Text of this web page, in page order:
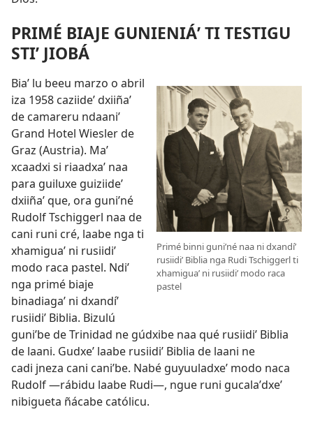
PRIMÉ BIAJE GUNIENIÁʼ TI TESTIGU
STIʼ JIOBÁ
Primé binni guniʼné naa ni dxandíʼ
rusiidiʼ Biblia nga Rudi Tschiggerl ti
xhamiguaʼ ni rusiidiʼ modo raca
pastel
Biaʼ lu beeu marzo o abril
iza 1958 caziideʼ dxiiñaʼ
de camareru ndaaniʼ
Grand Hotel Wiesler de
Graz (Austria). Maʼ
xcaadxi si riaadxaʼ naa
para guiluxe guiziideʼ
dxiiñaʼ que, ora guniʼné
Rudolf Tschiggerl naa de
cani runi cré, laabe nga ti
xhamiguaʼ ni rusiidiʼ
modo raca pastel. Ndiʼ
nga primé biaje
binadiagaʼ ni dxandíʼ
rusiidiʼ Biblia. Bizulú
guniʼbe de Trinidad ne gúdxibe naa qué rusiidiʼ Biblia
de laani. Gudxeʼ laabe rusiidiʼ Biblia de laani ne
cadi jneza cani caniʼbe. Nabé guyuuladxeʼ modo naca
Rudolf —rábidu laabe Rudi—, ngue runi gucalaʼdxeʼ
nibigueta ñácabe católicu.